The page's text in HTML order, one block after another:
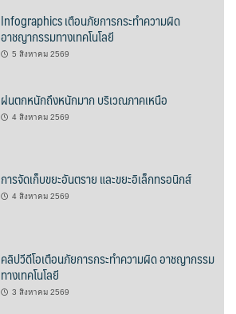
Infographics เตือนภัยการกระทำความผิด
อาชญากรรมทางเทคโนโลยี
5 สิงหาคม 2569
ฝนตกหนักถึงหนักมาก บริเวณภาคเหนือ
4 สิงหาคม 2569
การจัดเก็บขยะอันตราย และขยะอิเล็กทรอนิกส์
4 สิงหาคม 2569
คลิปวีดีโอเตือนภัยการกระทำความผิด อาชญากรรม
ทางเทคโนโลยี
3 สิงหาคม 2569